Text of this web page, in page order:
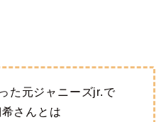
た元ジャニーズjr.で
さんとは